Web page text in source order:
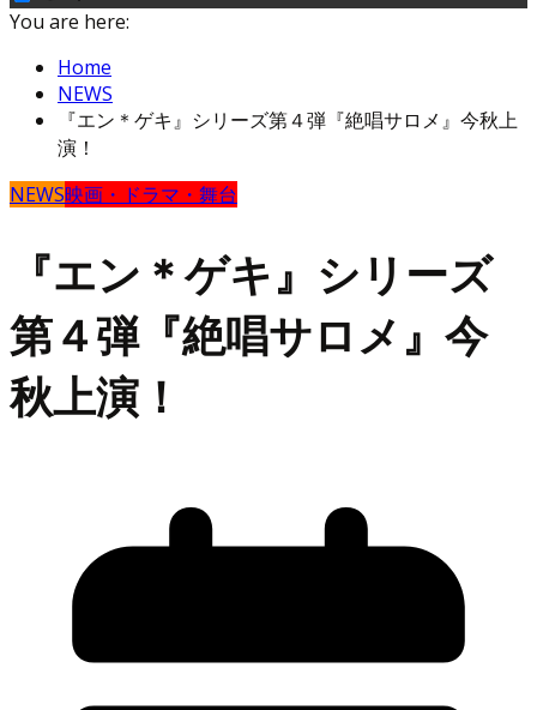
You are here:
Home
NEWS
『エン＊ゲキ』シリーズ第４弾『絶唱サロメ』今秋上
演！
NEWS映画・ドラマ・舞台
『エン＊ゲキ』シリーズ
第４弾『絶唱サロメ』今
秋上演！